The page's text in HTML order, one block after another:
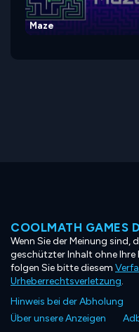
Maze
COOLMATH GAMES
Wenn Sie der Meinung sind,
geschützter Inhalt ohne Ihre
folgen Sie bitte diesem
Urheberrechtsverletzung.
Hinweis bei der Abholung
Über unsere Anzeigen